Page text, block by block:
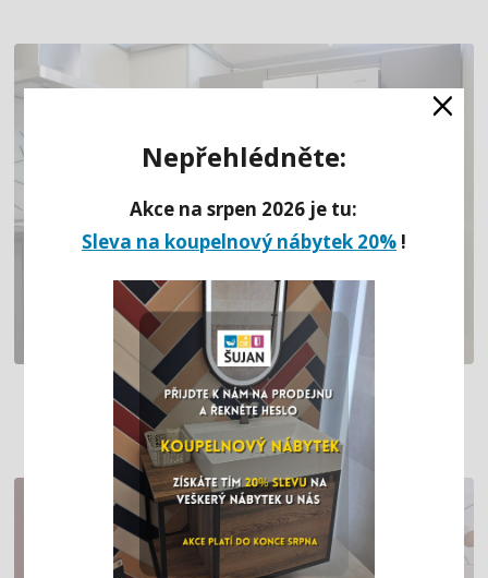
ŠEDÁ KUCHYNĚ DO L V MATU (MOST)
Nepřehlédněte:
Akce na srpen 2026 je tu:
Sleva na koupelnový nábytek 20%!
×